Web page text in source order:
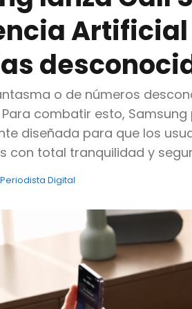
o de números
combatir esto, Samsung
diseñada para que los
con total tranquilidad y
Digital